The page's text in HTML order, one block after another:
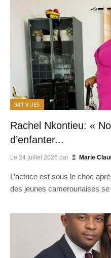
941 VUES
Rachel Nkontieu: «
d’enfanter...
Le 24 juillet 2026 par Marie
L’actrice est sous le choc
des jeunes camerounaises